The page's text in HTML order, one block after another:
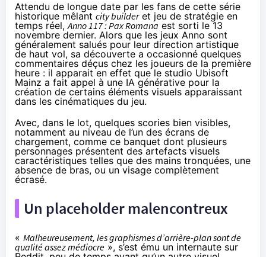
Attendu de longue date par les fans de cette série
historique mêlant city builderet jeu de stratégie en
temps réel,Anno 117 : Pax Romana est sorti le 13
novembre dernier. Alors que les jeux Anno sont
généralement salués pour leur direction artistique
de haut vol, sa découverte a occasionné quelques
commentaires déçus chez les joueurs de la première
heure : il apparait en effet que le studio Ubisoft
Mainz a fait appel à une IA générative pour la
création de certains éléments visuels apparaissant
dans les cinématiques du jeu.
Avec, dans le lot, quelques scories bien visibles,
notamment au niveau de l’un des écrans de
chargement, comme ce banquet dont plusieurs
personnages présentent des artefacts visuels
caractéristiques telles que des mains tronquées, une
absence de bras, ou un visage complètement
écrasé.
Un placeholder malencontreux
« Malheureusement, les graphismes d’arrière-plan sont de
qualité assez médiocre », s’est ému un internaute sur